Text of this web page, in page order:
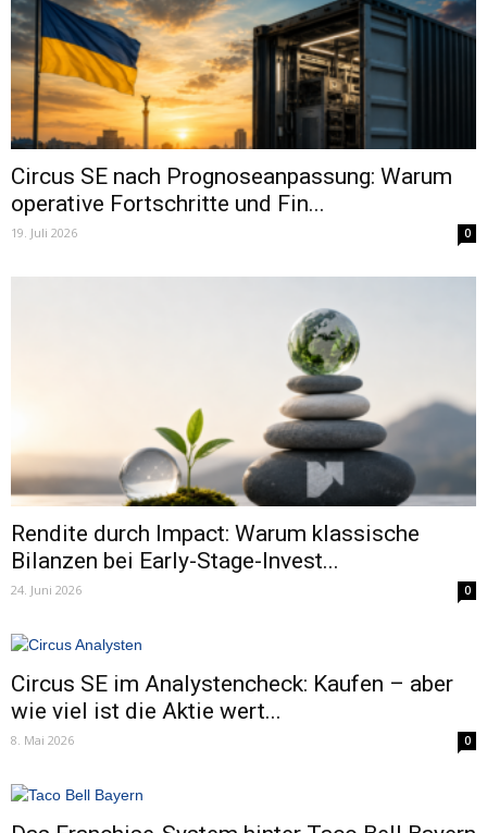
Circus SE nach Prognoseanpassung: Warum
operative Fortschritte und Fin...
19. Juli 2026 0
Rendite durch Impact: Warum klassische
Bilanzen bei Early-Stage-Invest...
24. Juni 2026 0
Circus SE im Analystencheck: Kaufen – aber
wie viel ist die Aktie wert...
8. Mai 2026 0